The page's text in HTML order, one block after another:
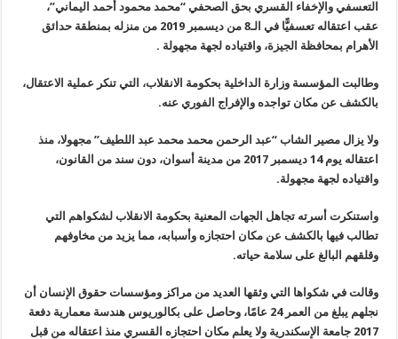
التعسفي والإخفاء القسري بحق الصحفي “محمد محمود أحمد اليماني”،
عقب اعتقاله تعسفيًّا في الـ8 من ديسمبر 2019 من منزله بمنطقة حدائق
الأهرام بمحافظة الجيزة، واقتياده لجهة مجهولة .
وطالبت المؤسسة وزارة الداخلية بحكومة الانقلاب، التي تنكر عملية الاعتقال،
بالكشف عن مكان تواجده والإفراج الفوري عنه.
ولا يزال مصير الشاب “عبد الرحمن محمد محمد عبد اللطيف” مجهولا، منذ
اعتقاله يوم 14 ديسمبر 2017 من مدينة أسوان، دون سند من القانون،
واقتياده لجهة مجهولة.
واستنكرت أسرته تجاهل الجهات المعنية بحكومة الانقلاب لشكواهم التي
تطالب فيها بالكشف عن مكان احتجازه وأسبابه، مما يزيد من مخاوفهم
وقلقهم البالغ على سلامة حياته.
وقالت في شكواها التي وثقها العديد من مراكز ومؤسسات حقوق الإنسان أن
نجلهم يبلغ من العمر 24 عامًا، وحاصل على بكالوريوس هندسة معمارية دفعة
2017 جامعة الإسكندرية ولا يعلم مكان احتجازه القسري منذ اعتقاله من قبل